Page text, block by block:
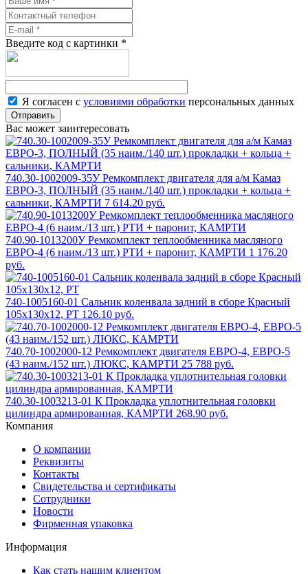
Введите код с картинки *
Я согласен с условиями обработки персональных данных
Отправить
Вас может заинтересовать
740.30-1002009-35У Ремкомплект двигателя для а/м Камаз
ЕВРО-3, ПОЛНЫЙ (35 наим./140 шт.) прокладки + кольца +
сальники, КАМРТИ 7 614.20 руб.
740.90-1013200У Ремкомплект теплообменника масляного
ЕВРО-4 (6 наим./13 шт.) РТИ + паронит, КАМРТИ 1 176.20
руб.
740-1005160-01 Сальник коленвала задний в сборе Красный
105х130х12, РТ 126.10 руб.
740.70-1002000-12 Ремкомплект двигателя ЕВРО-4, ЕВРО-5
(43 наим./152 шт.) ЛЮКС, КАМРТИ 25 788 руб.
740.30-1003213-01 К Прокладка уплотнительная головки
цилиндра армированная, КАМРТИ 268.90 руб.
Компания
О компании
Реквизиты
Контакты
Свидетельства и сертификаты
Сотрудники
Новости
Фирменная упаковка
Информация
Как стать нашим клиентом